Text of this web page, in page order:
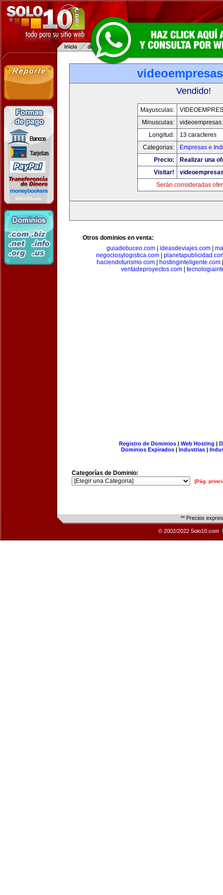
Vendido!
Mayusculas:
Minusculas:
Longitud:
13 caracteres
Categorias:
Empresas e
Precio:
Realizar una
Visitar!
Serán consideradas
Otros dominios en venta:
guiadebuceo.com
ideasdeviajes.com
negociosylogistica.com|
haciendoturismo.com
hostinginteligente.com
ventadeproyectos.com
Registro de Dominios| Web Hosting |
Dominios Expirados | Industrias |
Categorías de Dominio:
[Pág.
** Precios
© 2002/2022 Solo10.com